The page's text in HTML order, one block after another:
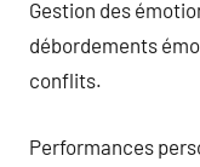
Gestion des
débordements
conflits.
Performances